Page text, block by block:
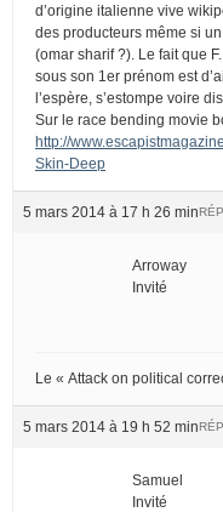
d’origine italienne vive
des producteurs même si
(omar sharif ?). Le fait que
sous son 1er prénom est
l’espère, s’estompe voire
Sur le race bending movie
http://
Skin-Deep
5 mars 2014 à 17 h 26 min
Arroway
Invité
Le « Attack on political
5 mars 2014 à 19 h 52 min
Samuel
Invité